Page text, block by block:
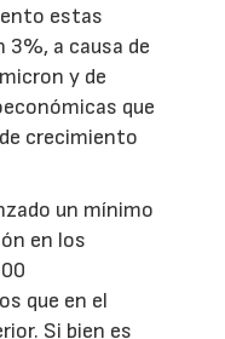
estas
3%, a causa de
y de
que
crecimiento
un mínimo
en los
que en el
Si bien es